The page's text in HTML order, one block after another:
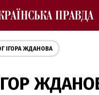
ІГОРА ЖДАНОВА